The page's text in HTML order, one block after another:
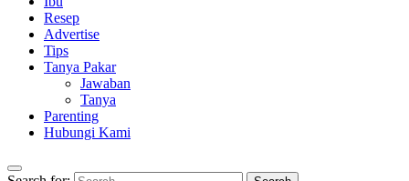
Resep
Advertise
Tips
Tanya Pakar
Jawaban
Tanya
Parenting
Hubungi Kami